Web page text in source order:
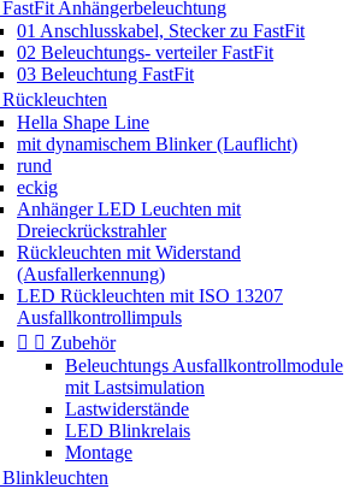
FastFit Anhängerbeleuchtung
01 Anschlusskabel, Stecker zu FastFit
02 Beleuchtungs- verteiler FastFit
03 Beleuchtung FastFit
Rückleuchten
Hella Shape Line
mit dynamischem Blinker (Lauflicht)
rund
eckig
Anhänger LED Leuchten mit
Dreieckrückstrahler
Rückleuchten mit Widerstand
(Ausfallerkennung)
LED Rückleuchten mit ISO 13207
Ausfallkontrollimpuls
  Zubehör
Beleuchtungs Ausfallkontrollmodule
mit Lastsimulation
Lastwiderstände
LED Blinkrelais
Montage
Blinkleuchten